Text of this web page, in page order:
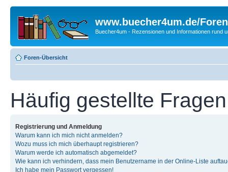
www.buecher4um.de/Foren
Buecher4um - Rezensionen und Informationen rund
Foren-Übersicht
Häufig gestellte Fragen
Registrierung und Anmeldung
Warum kann ich mich nicht anmelden?
Wozu muss ich mich überhaupt registrieren?
Warum werde ich automatisch abgemeldet?
Wie kann ich verhindern, dass mein Benutzername in der Online-Liste
Ich habe mein Passwort vergessen!